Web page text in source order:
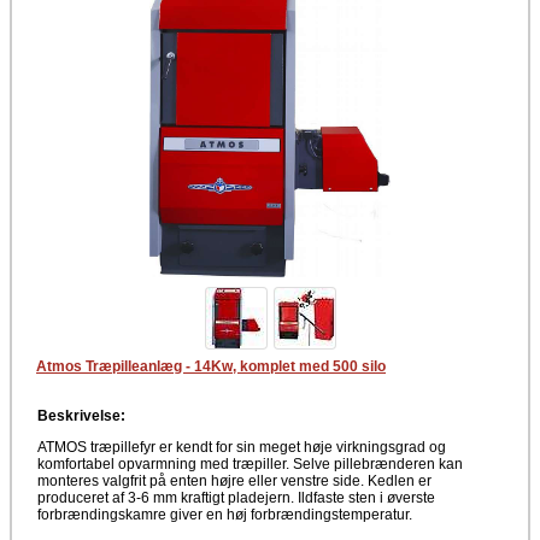
Atmos Træpilleanlæg - 14Kw, komplet med 500 silo
Beskrivelse:
ATMOS træpillefyr er kendt for sin meget høje virkningsgrad og
komfortabel opvarmning med træpiller. Selve pillebrænderen kan
monteres valgfrit på enten højre eller venstre side. Kedlen er
produceret af 3-6 mm kraftigt pladejern. Ildfaste sten i øverste
forbrændingskamre giver en høj forbrændingstemperatur.